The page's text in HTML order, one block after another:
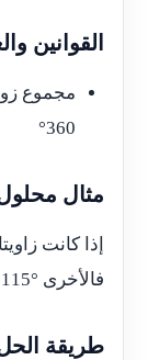
القوانين
360°
مثال
فالأخرى
طريقة الحل